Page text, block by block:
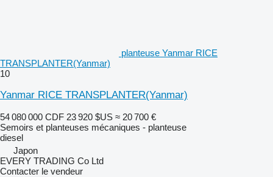
planteuse Yanmar RICE
TRANSPLANTER(Yanmar)
10
Yanmar RICE TRANSPLANTER(Yanmar)
54 080 000 CDF 23 920 $US ≈ 20 700 €
Semoirs et planteuses mécaniques - planteuse
diesel
Japon
EVERY TRADING Co Ltd
Contacter le vendeur